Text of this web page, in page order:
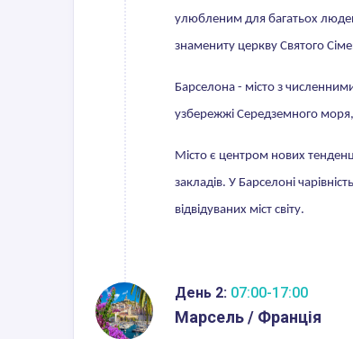
улюбленим для багатьох
знамениту церкву Святого
Барселона - місто з
узбережжі Середземного
Місто є центром нових
закладів. У Барселоні
відвідуваних міст світу.
День 2: 07:00-17:00
Марсель / Франція